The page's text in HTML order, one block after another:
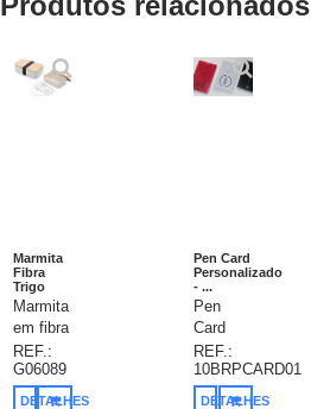
Marmita
Fibra
Trigo
Marmita
em fibra
de trigo
com
tampa
REF.:
G06089
DETALHES
Pen Card
Personalizado
- ...
Pen
Card
Personalizado,
personalização
em 1
REF.:
10BRPCARD01
DETALHES